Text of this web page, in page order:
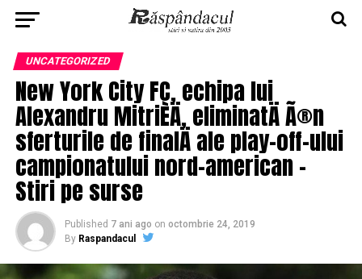
UNCATEGORIZED
New York City FC, echipa lui
Alexandru MitriÈÄ, eliminatÄ Ã®n
sferturile de finalÄ ale play-off-ului
campionatului nord-american –
Stiri pe surse
Published 7 ani ago on octombrie 24, 2019
By Raspandacul